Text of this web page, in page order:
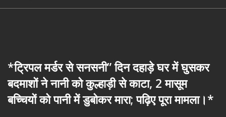
*ट्रिपल मर्डर से सनसनी” दिन दहाड़े घर में घुसकर
बदमाशों ने नानी को कुल्हाड़ी से काटा, 2 मासूम
बच्चियों को पानी में डुबोकर मारा; पढ़िए पूरा मामला।*